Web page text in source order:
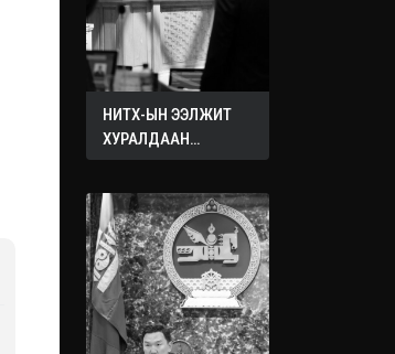
НИТХ-ЫН ЭЭЛЖИТ
ХУРАЛДААН
ЭХЭЛЛЭЭ